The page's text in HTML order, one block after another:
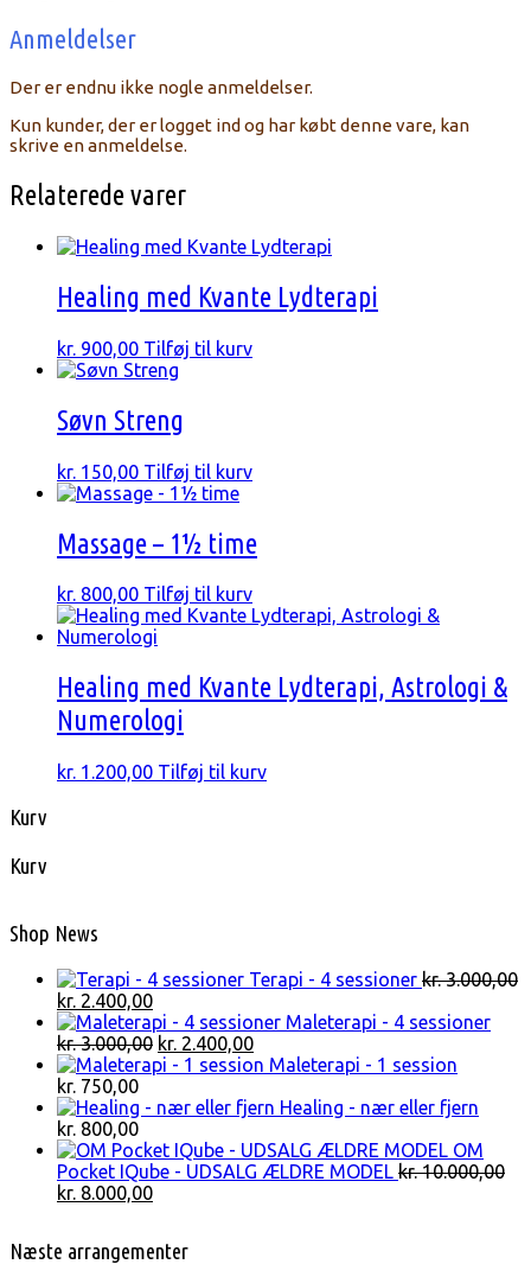
Anmeldelser
Der er endnu ikke nogle anmeldelser.
Kun kunder, der er logget ind og har købt denne vare, kan
skrive en anmeldelse.
Relaterede varer
Healing med Kvante Lydterapi
kr. 900,00 Tilføj til kurv
Søvn Streng
kr. 150,00 Tilføj til kurv
Massage – 1½ time
kr. 800,00 Tilføj til kurv
Healing med Kvante Lydterapi, Astrologi &
Numerologi
kr. 1.200,00 Tilføj til kurv
Kurv
Kurv
Shop News
Terapi - 4 sessioner kr.3.000,00
Den
oprindelige
pris
var:
kr. 3.000,00.
kr. 2.400,00Den
aktuelle
pris
er:
Maleterapi - 4 sessioner
kr.3.000,00 Den
oprindelige
var:
kr. 2.400,00Den
aktuelle
er:
Maleterapi - 1 session
kr. 750,00
Healing - nær eller fjern
kr. 800,00
OM
Pocket IQube - UDSALG ÆLDRE MODEL kr.10.000,00
Den
var:
kr. 8.000,00Den
er:
Næste arrangementer